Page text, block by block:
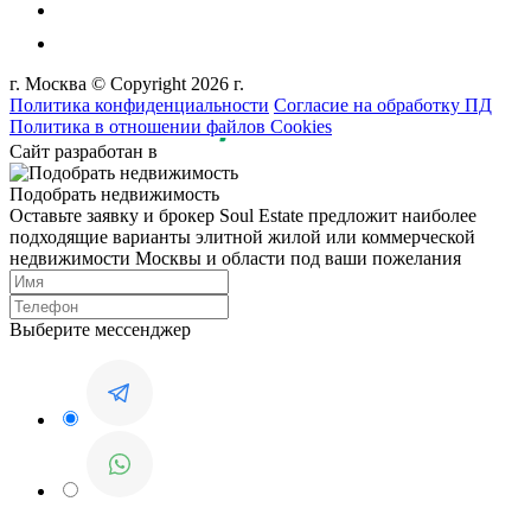
г. Москва © Copyright 2026 г.
Политика конфиденциальности Согласие на обработку ПД
Политика в отношении файлов Cookies
Сайт разработан в
Подобрать недвижимость
Оставьте заявку и брокер Soul Estate предложит наиболее
подходящие варианты элитной жилой или коммерческой
недвижимости Москвы и области под ваши пожелания
Выберите мессенджер